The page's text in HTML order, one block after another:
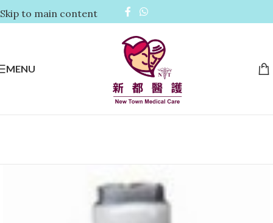
Skip to main content
MENU